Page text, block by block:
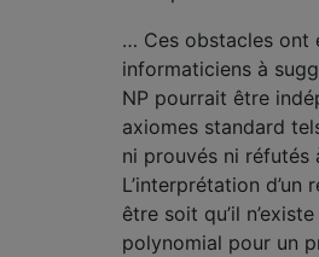
… Ces obstacles ont
informaticiens à
NP pourrait être
axiomes standard
ni prouvés ni
L’interprétation d’un
être soit qu’il
polynomial pour un